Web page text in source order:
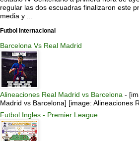
regular las dos escuadras finalizaron este
media y ...
Futbol Internacional
Barcelona Vs Real Madrid
Alineaciones Real Madrid vs Barcelona -
Madrid vs Barcelona] [image: Alineaciones
Futbol Ingles - Premier League